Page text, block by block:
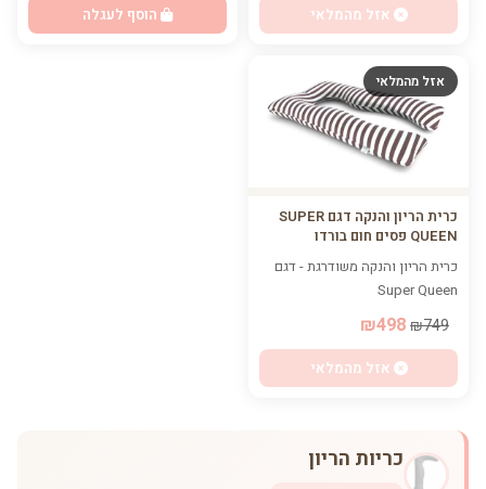
אזל מהמלאי הוסף לעגלה
אזל מהמלאי
כרית הריון והנקה דגם SUPER
QUEEN פסים חום בורדו
כרית הריון והנקה משודרגת - דגם
Super Queen
₪749
אזל מהמלאי
כריות הריון